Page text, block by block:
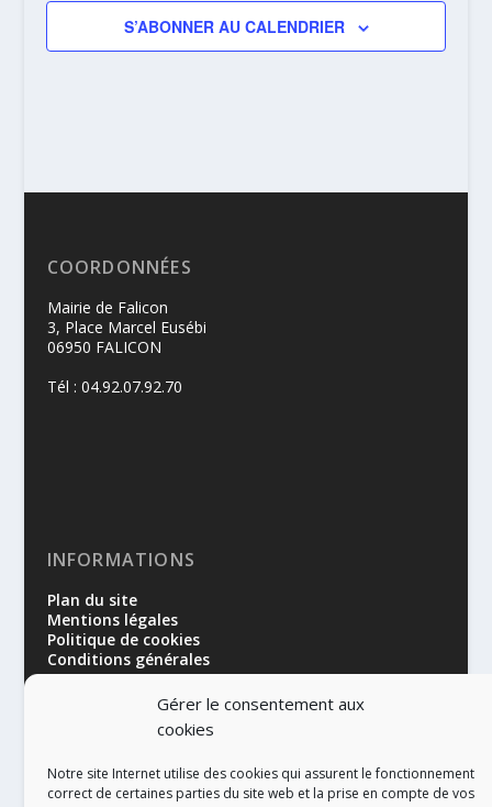
Gérer le consentement aux
cookies
Notre site Internet utilise des cookies qui assurent le fonctionnement
correct de certaines parties du site web et la prise en compte de vos
S’ABONNER AU CALENDRIER
COORDONNÉES
Mairie de Falicon
3, Place Marcel Eusébi
06950 FALICON
Tél : 04.92.07.92.70
INFORMATIONS
Plan du site
Mentions légales
Politique de cookies
Conditions générales